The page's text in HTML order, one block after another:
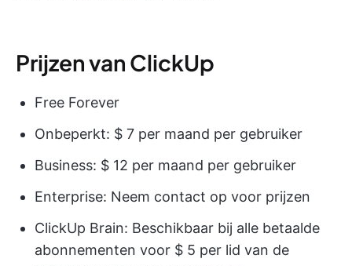
Prijzen van ClickUp
Free Forever
Onbeperkt: $ 7 per maand per gebruiker
Business: $ 12 per maand per gebruiker
Enterprise: Neem contact op voor prijzen
ClickUp Brain: Beschikbaar bij alle betaalde
abonnementen voor $ 5 per lid van de